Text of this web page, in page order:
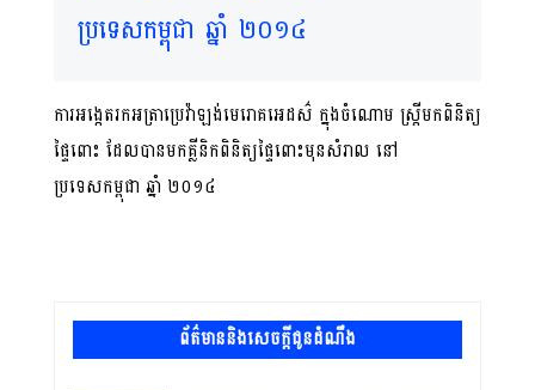
ប្រទេសកម្ពុជា ឆ្នាំ ២០១៤
ការអង្កេតរកអត្រាប្រេវ៉ាឡង់មេរោគអេដស៌ ក្នុងចំណោម ស្រ្តីមកពិនិត្យ
ផ្ទៃពោះ ដែលបានមកគ្លីនិកពិនិត្យផ្ទៃពោះមុនសំរាល នៅ
ប្រទេសកម្ពុជា ឆ្នាំ ២០១៤
ព័ត៌មាននិងសេចក្តីជូនដំណឹង